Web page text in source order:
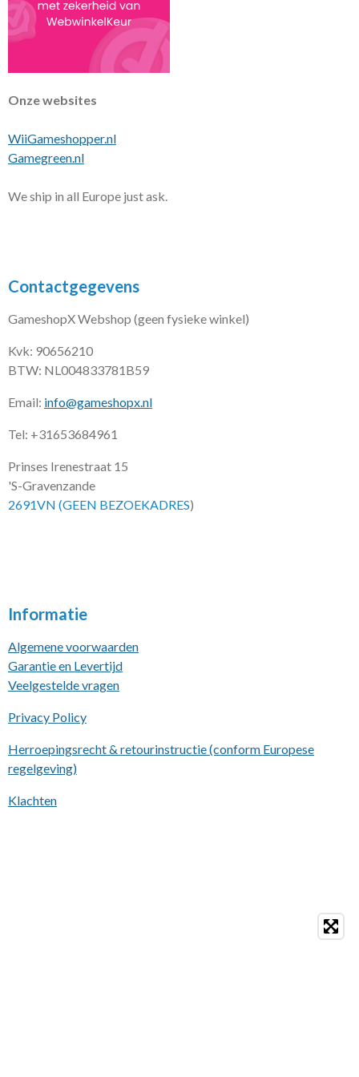
Onze websites
WiiGameshopper.nl
Gamegreen.nl
We ship in all Europe just ask.
Contactgegevens
GameshopX Webshop (geen fysieke winkel)
Kvk: 90656210
BTW: NL004833781B59
Email: info@gameshopx.nl
Tel: +31653684961
Prinses Irenestraat 15
'S-Gravenzande
2691VN (GEEN BEZOEKADRES)
Informatie
Algemene voorwaarden
Garantie en Levertijd
Veelgestelde vragen
Privacy Policy
Herroepingsrecht & retourinstructie (conform Europese
regelgeving)
Klachten